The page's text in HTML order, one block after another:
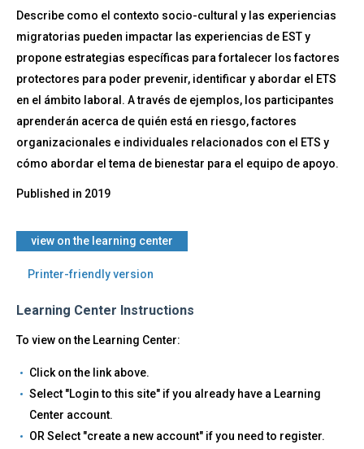
en
los
Profesionales
Describe como el contexto socio-cultural y las experiencias
migratorias pueden impactar las experiencias de EST y
propone estrategias específicas para fortalecer los factores
protectores para poder prevenir, identificar y abordar el ETS
en el ámbito laboral. A través de ejemplos, los participantes
aprenderán acerca de quién está en riesgo, factores
organizacionales e individuales relacionados con el ETS y
cómo abordar el tema de bienestar para el equipo de apoyo.
Published in 2019
​view on the learning center
Printer-friendly version
Learning Center Instructions
To view on the Learning Center:
Click on the link above.
Select "Login to this site" if you already have a Learning
Center account.
OR Select "create a new account" if you need to register.